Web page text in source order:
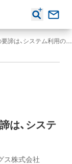
「電子契約」の価値最大化への要諦は、システム利用の「定着」にあり
は、システ
ス株式会社